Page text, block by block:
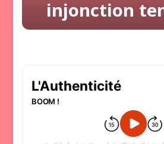
injonction